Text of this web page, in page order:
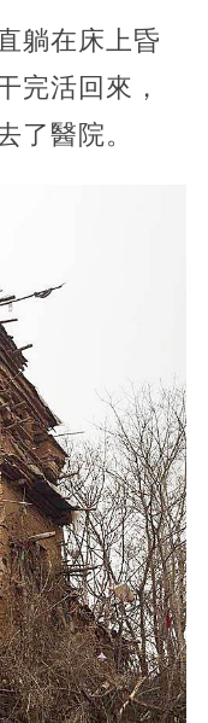
躺在床上昏
完活回來，
了醫院。